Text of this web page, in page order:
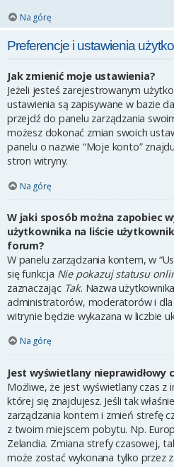
Na górę
Preferencje i ustawienia
Jak zmienić moje ustawienia?
Jeżeli jesteś zarejestrowanym
ustawienia są zapisywane w bazie
przejdź do panelu zarządzania
możesz dokonać zmian swoich
panelu o nazwie “Moje konto”
stron witryny.
Na górę
W jaki sposób można zapobiec
użytkownika na liście
forum?
W panelu zarządzania kontem, w
się funkcja Nie pokazuj statusu
zaznaczając Tak. Nazwa
administratorów, moderatorów i
witrynie będzie wykazana w liczbie
Na górę
Jest wyświetlany nieprawidłowy
Możliwe, że jest wyświetlany czas z
której się znajdujesz. Jeśli tak
zarządzania kontem i zmień strefę
z twoim miejscem pobytu. Np.
Zelandia. Zmiana strefy czasowej,
może zostać wykonana tylko przez